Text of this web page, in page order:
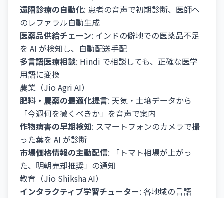
遠隔診療の自動化: 患者の音声で初期診断、医師へ
のレファラル自動生成
医薬品供給チェーン: インドの僻地での医薬品不足
を AI が検知し、自動配送手配
多言語医療相談: Hindi で相談しても、正確な医学
用語に変換
農業（Jio Agri AI）
肥料・農薬の最適化提言: 天気・土壌データから
「今週何を撒くべきか」を音声で案内
作物病害の早期検知: スマートフォンのカメラで撮
った葉を AI が診断
市場価格情報の主動配信: 「トマト相場が上がっ
た、明朝売却推奨」の通知
教育（Jio Shiksha AI）
インタラクティブ学習チューター: 各地域の言語